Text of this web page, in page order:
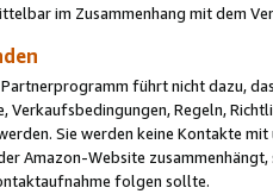
im Zusammenhang mit dem
führt nicht dazu,
Verkaufsbedingungen, Regeln,
Sie werden keine Kontakte
Amazon-Website
folgen sollte.